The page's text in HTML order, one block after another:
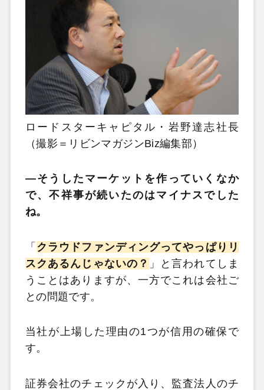
ロードスターキャピタル・岩野達志社長
（撮影＝リビンマガジンBiz編集部）
―そうしたマーケットを作っていくなか
で、不祥事が続いたのはマイナスでした
ね。
「 クラウドファンディングってやっぱりリ
スクあるんじゃないの？ 」と言われてしま
うことはありますが、一方でこれは会社ご
との問題です。
当社が上場した理由の1つが信用の確保で
す。
証券会社のチェックが入り、監査法人のチ